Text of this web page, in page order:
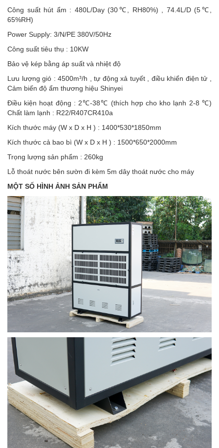
Công suất hút ẩm : 480L/Day (30℃, RH80%) , 74.4L/D (5℃,
65%RH)
Power Supply: 3/N/PE 380V/50Hz
Công suất tiêu thụ : 10KW
Bảo vệ kép bằng áp suất và nhiệt độ
Lưu lượng gió : 4500m³/h , tự động xả tuyết , điều khiển điện tử ,
Cảm biến độ ẩm thương hiệu Shinyei
Điều kiện hoạt động : 2℃-38℃ (thích hợp cho kho lạnh 2-8 ℃)
Chất làm lạnh : R22/R407CR410a
Kích thước máy (W x D x H ) : 1400*530*1850mm
Kích thước cả bao bì (W x D x H ) : 1500*650*2000mm
Trọng lượng sản phẩm : 260kg
Lỗ thoát nước bên sườn đi kèm 5m dây thoát nước cho máy
MỘT SỐ HÌNH ẢNH SẢN PHẨM